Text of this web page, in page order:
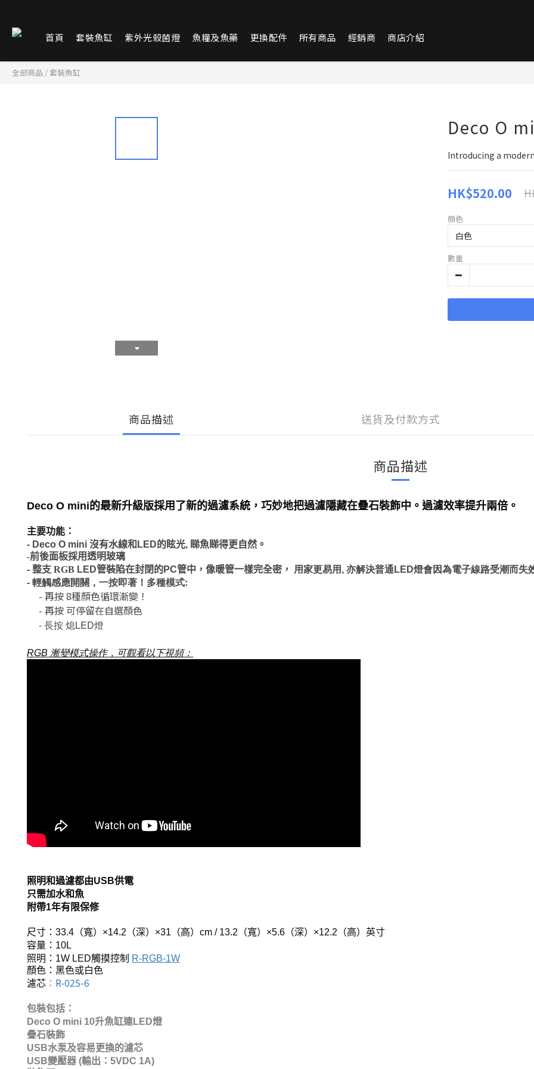
首頁 套裝魚缸 紫外光殺菌燈 魚糧及魚藥 更換配件 所有商品 經銷商 商店介紹
全部商品 / 套裝魚缸
Deco O
Introducing a
HK$520.00
顏色
數量
商品描述 送貨及付款方式
商品描述
Deco O mini 的最新升級版採用了新的過濾系統，巧妙地把過濾隱藏在疊石裝飾中。過濾效率提升兩倍。
主要功能：
- Deco O mini 沒有水線和 LED的眩光, 睇魚睇得更自然。
-前後面板採用透明玻璃
- 整支 RGB LED管裝陷在封閉的PC管中 ， 像暖管一樣完全密 ，
用家更易用, 亦解決普通LED燈會因為電子線路受潮而失
- 輕觸感應開關，一按即著！ 多種模式:
- 再按 8種顏色循環漸變！
- 再按 可停留在自選顏色
- 長按 熄LED燈
RGB 漸變模式操作，可觀看以下視頻：
照明和過濾都由USB供電
只需加水和魚
附帶1年有限保修
尺寸： 33.4 （寬） ×14.2 （深） ×31 （高） cm / 13.2 （寬） ×5.6 （深） ×12.2 （高）英寸
容量： 10L
照明： 1W LED觸摸控制 R-RGB-1W
顏色：黑色或白色
濾芯 ： R-025-6
包裝包括：
Deco O mini 10升魚缸連LED燈
疊石裝飾
USB水泵及容易更換的濾芯
USB變壓器 (輸出： 5VDC 1A)